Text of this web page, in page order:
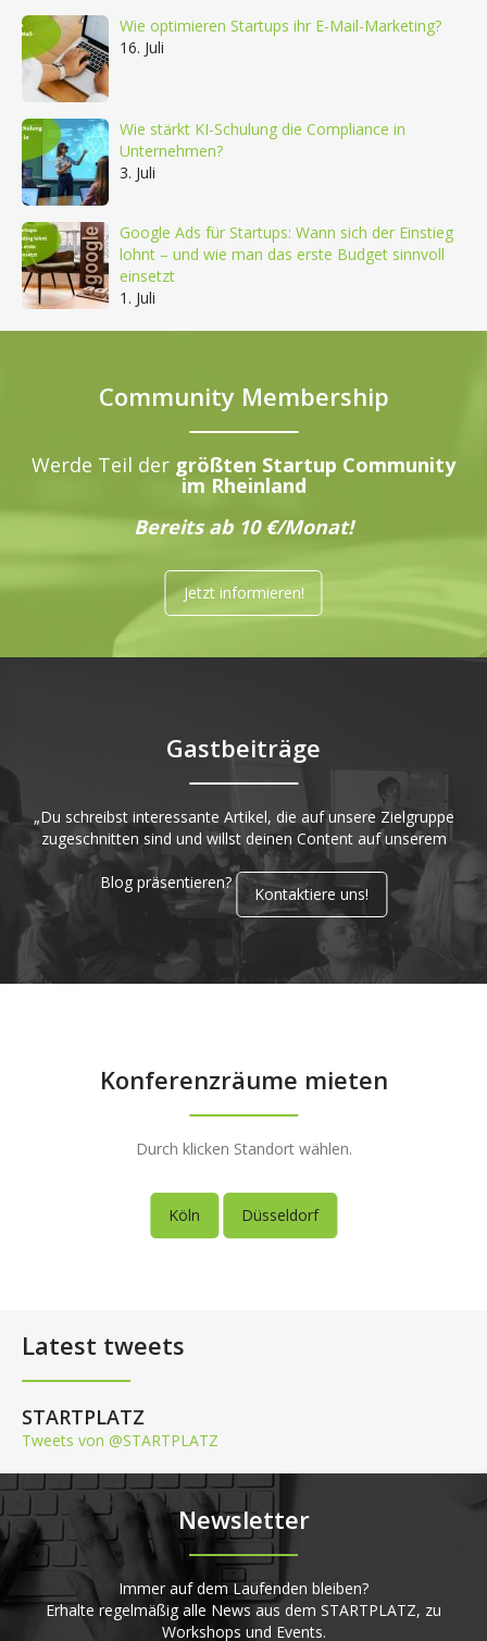
Wie optimieren Startups ihr E-Mail-Marketing?
16. Juli
Wie stärkt KI-Schulung die Compliance in
Unternehmen?
3. Juli
Google Ads für Startups: Wann sich der Einstieg
lohnt – und wie man das erste Budget sinnvoll
einsetzt
1. Juli
Community Membership
Werde Teil der größten Startup Community
im Rheinland
Bereits ab 10 €/Monat!
Jetzt informieren!
Gastbeiträge
„Du schreibst interessante Artikel, die auf unsere Zielgruppe
zugeschnitten sind und willst deinen Content auf unserem
Blog präsentieren?
Kontaktiere uns!
Konferenzräume mieten
Durch klicken Standort wählen.
Köln Düsseldorf
Latest tweets
STARTPLATZ
Tweets von @STARTPLATZ
Newsletter
Immer auf dem Laufenden bleiben?
Erhalte regelmäßig alle News aus dem STARTPLATZ, zu
Workshops und Events.